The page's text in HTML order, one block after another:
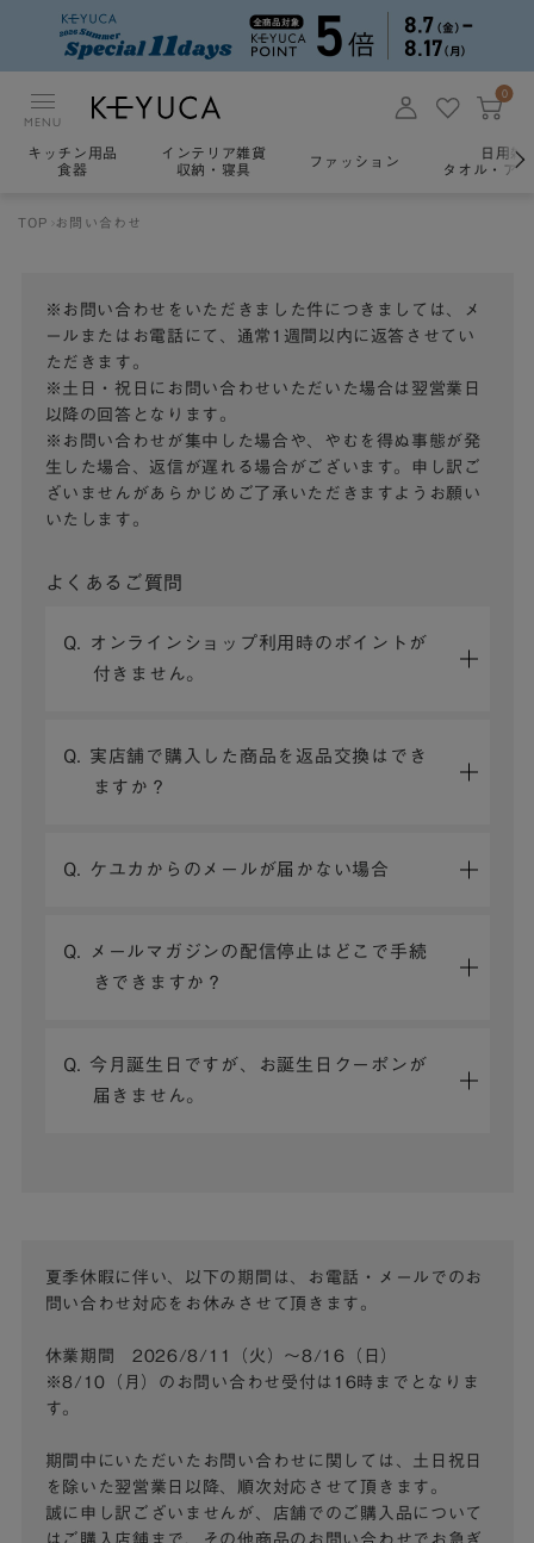
MENU
0
キッチン用品
食器
インテリア雑貨
収納・寝具
ファッション
日用雑
タオル・ア
TOP お問い合わせ
※お問い合わせをいただきました件につきましては、メ
ールまたはお電話にて、通常1週間以内に返答させてい
ただきます。
※土日・祝日にお問い合わせいただいた場合は翌営業日
以降の回答となります。
※お問い合わせが集中した場合や、やむを得ぬ事態が発
生した場合、返信が遅れる場合がございます。申し訳ご
ざいませんがあらかじめご了承いただきますようお願い
いたします。
よくあるご質問
Q. オンラインショップ利用時のポイントが
付きません。
Q. 実店舗で購入した商品を返品交換はでき
ますか？
Q. ケユカからのメールが届かない場合
Q. メールマガジンの配信停止はどこで手続
きできますか？
Q. 今月誕生日ですが、お誕生日クーポンが
届きません。
夏季休暇に伴い、以下の期間は、お電話・メールでのお
問い合わせ対応をお休みさせて頂きます。
休業期間 2026/8/11（火）～8/16（日）
※8/10（月）のお問い合わせ受付は16時までとなりま
す。
期間中にいただいたお問い合わせに関しては、土日祝日
を除いた翌営業日以降、順次対応させて頂きます。
誠に申し訳ございませんが、店舗でのご購入品について
はご購入店舗まで、その他商品のお問い合わせでお急ぎ